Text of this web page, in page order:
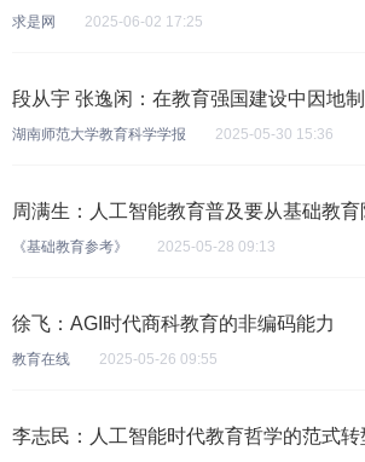
求是网 2025-06-02 17:25
段从宇 张逸闲：在教育强国建设中因地
湖南师范大学教育科学学报 2025-05-30 15:36
周满生：人工智能教育普及要从基础教育
《基础教育参考》 2025-05-28 09:13
徐飞：AGI时代商科教育的非编码能力
教育在线 2025-05-26 09:55
李志民：人工智能时代教育哲学的范式转